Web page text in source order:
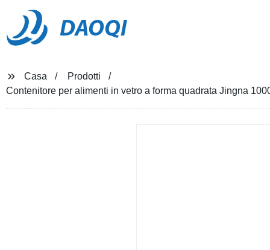
DAOQI
Casa
Prodotti
Contenitore per alimenti in vetro a forma quadrata Jingna